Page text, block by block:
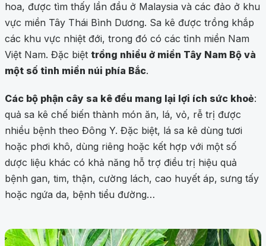
hoa, được tìm thấy lần đầu ở Malaysia và các đảo ở khu
vực miền Tây Thái Bình Dương. Sa kê được trồng khắp
các khu vực nhiệt đới, trong đó có các tỉnh miền Nam
Việt Nam. Đặc biệt trồng nhiều ở miền Tây Nam Bộ và
một số tỉnh miền núi phía Bắc.
Các bộ phận cây sa kê đều mang lại lợi ích sức khoẻ:
quả sa kê chế biến thành món ăn, lá, vỏ, rễ trị được
nhiều bệnh theo Đông Y. Đặc biệt, lá sa kê dùng tươi
hoặc phơi khô, dùng riêng hoặc kết hợp với một số
dược liệu khác có khả năng hỗ trợ điều trị hiệu quả
bệnh gan, tim, thận, cường lách, cao huyết áp, sưng tấy
hoặc ngứa da, bệnh tiểu đường…